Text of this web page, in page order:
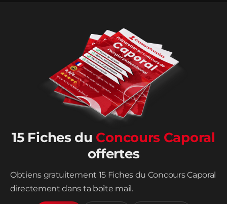
15 Fiches du Concours Caporal
offertes
Obtiens gratuitement 15 Fiches du Concours Caporal
directement dans ta boîte mail.